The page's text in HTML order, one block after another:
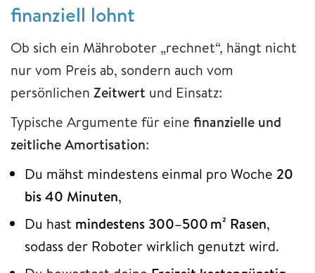
finanziell lohnt
Ob sich ein Mähroboter „rechnet“, hängt nicht
nur vom Preis ab, sondern auch vom
persönlichen Zeitwert und Einsatz:
Typische Argumente für eine finanzielle und
zeitliche Amortisation:
Du mähst mindestens einmal pro Woche 20
bis 40 Minuten,
Du hast mindestens 300–500 m² Rasen,
sodass der Roboter wirklich genutzt wird.